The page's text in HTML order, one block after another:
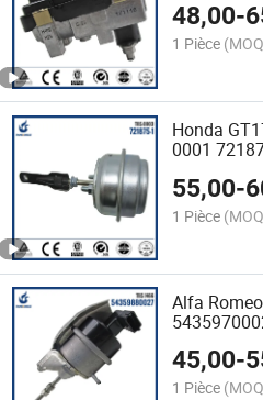
48,00-
1 Pièce
Honda
0001
55,00-
1 Pièce
Alfa
Actionneur
45,00-
1 Pièce